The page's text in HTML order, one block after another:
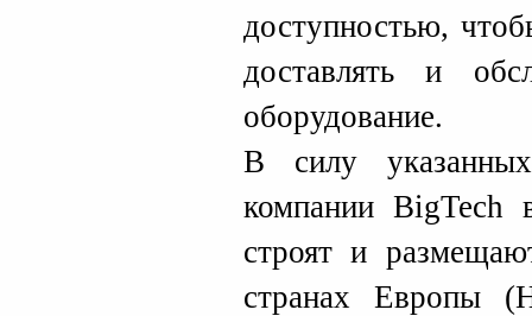
доступностью,
доставлять и
оборудование.
В силу указанных
компании BigTech
строят и
странах Европы